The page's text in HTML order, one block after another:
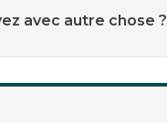
avec autre chose ?